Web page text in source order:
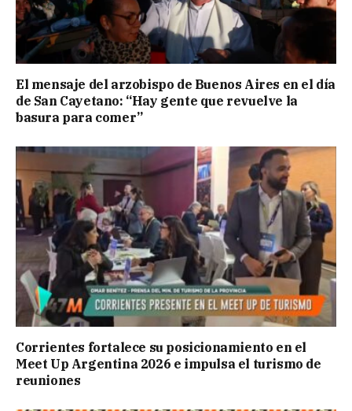
El mensaje del arzobispo de Buenos Aires en el día
de San Cayetano: “Hay gente que revuelve la
basura para comer”
Corrientes fortalece su posicionamiento en el
Meet Up Argentina 2026 e impulsa el turismo de
reuniones